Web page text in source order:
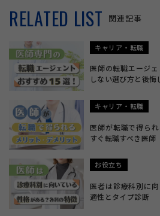
RELATED LIST 関連記事
キャリア・転職
医師の転職エージ
しない選び方と後悔
キャリア・転職
医師が転職で得ら
すぐ転職すべき医師
お役立ち
医者は診療科別に
適性とタイプ診断